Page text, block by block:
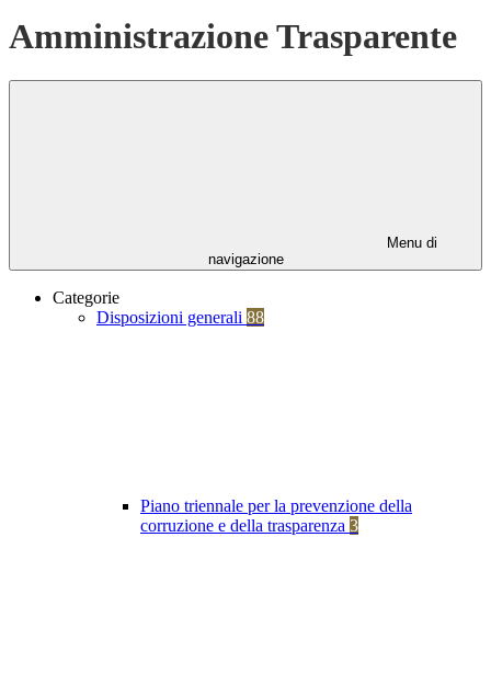
Amministrazione Trasparente
Menu di
navigazione
Categorie
Disposizioni generali 88
Piano triennale per la prevenzione della
corruzione e della trasparenza 3